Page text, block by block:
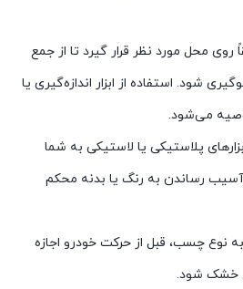
روی محل مورد نظر قرار گیرد تا از جمع
شود. استفاده از ابزار اندازه‌گیری یا
می‌شود.
پلاستیکی یا لاستیکی به شما
رساندن به رنگ یا بدنه محکم
نوع چسب، قبل از حرکت خودرو اجازه
خشک شود.